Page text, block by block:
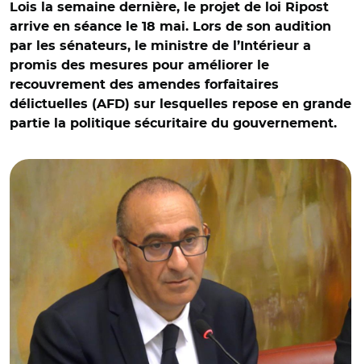
Lois la semaine dernière, le projet de loi Ripost
arrive en séance le 18 mai. Lors de son audition
par les sénateurs, le ministre de l’Intérieur a
promis des mesures pour améliorer le
recouvrement des amendes forfaitaires
délictuelles (AFD) sur lesquelles repose en grande
partie la politique sécuritaire du gouvernement.
© Capture vidéo Sénat/ Audition de Laurent Nuñez devant